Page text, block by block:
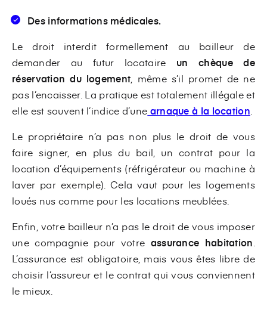
Des informations médicales.
Le droit interdit formellement au bailleur de
demander au futur locataire un chèque de
réservation du logement , même s’il promet de ne
pas l’encaisser. La pratique est totalement illégale et
elle est souvent l’indice d’une arnaque à la location
Le propriétaire n’a pas non plus le droit de vous
faire signer, en plus du bail, un contrat pour la
location d’équipements (réfrigérateur ou machine à
laver par exemple). Cela vaut pour les logements
loués nus comme pour les locations meublées.
Enfin, votre bailleur n’a pas le droit de vous imposer
une compagnie pour votre assurance habitation
L’assurance est obligatoire, mais vous êtes libre de
choisir l’assureur et le contrat qui vous conviennent
le mieux.